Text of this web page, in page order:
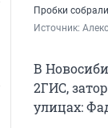
Пробки
Источник:
В
2ГИС,
улицах: